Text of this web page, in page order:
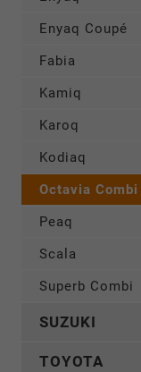
Enyaq Coupé
Fabia
Kamiq
Karoq
Kodiaq
Octavia Combi
Peaq
Scala
Superb Combi
SUZUKI
TOYOTA